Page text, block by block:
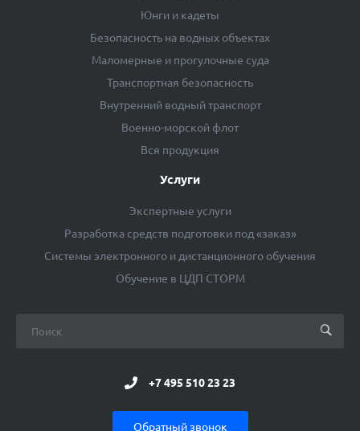
Юнги и кадеты
Безопасность на водных объектах
Маломерные и прогулочные суда
Транспортная безопасность
Внутренний водный транспорт
Военно-морской флот
Вся продукция
Услуги
Экспертные услуги
Разработка средств подготовки под «заказ»
Системы электронного и дистанционного обучения
Обучение в ЦДП СТОРМ
+7 495 510 23 23
Обратный звонок